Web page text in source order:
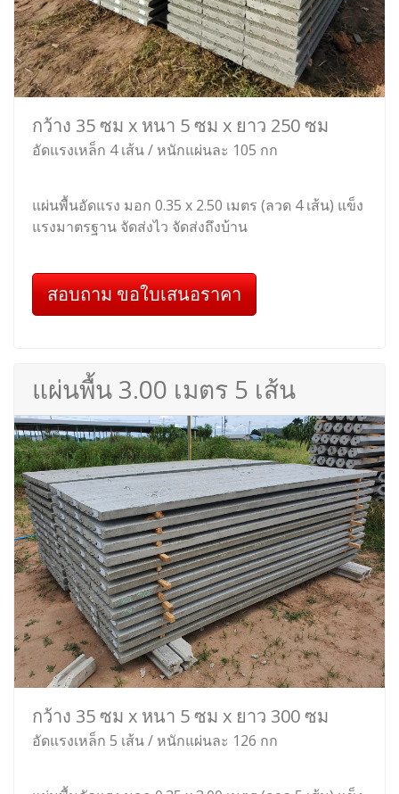
กว้าง 35 ซม x หนา 5 ซม x ยาว 250 ซม
อัดแรงเหล็ก 4 เส้น / หนักแผ่นละ 105 กก
แผ่นพื้นอัดแรง มอก 0.35 x 2.50 เมตร (ลวด 4 เส้น) แข็ง
แรงมาตรฐาน จัดส่งไว จัดส่งถึงบ้าน
สอบถาม ขอใบเสนอราคา
แผ่นพื้น 3.00 เมตร 5 เส้น
กว้าง 35 ซม x หนา 5 ซม x ยาว 300 ซม
อัดแรงเหล็ก 5 เส้น / หนักแผ่นละ 126 กก